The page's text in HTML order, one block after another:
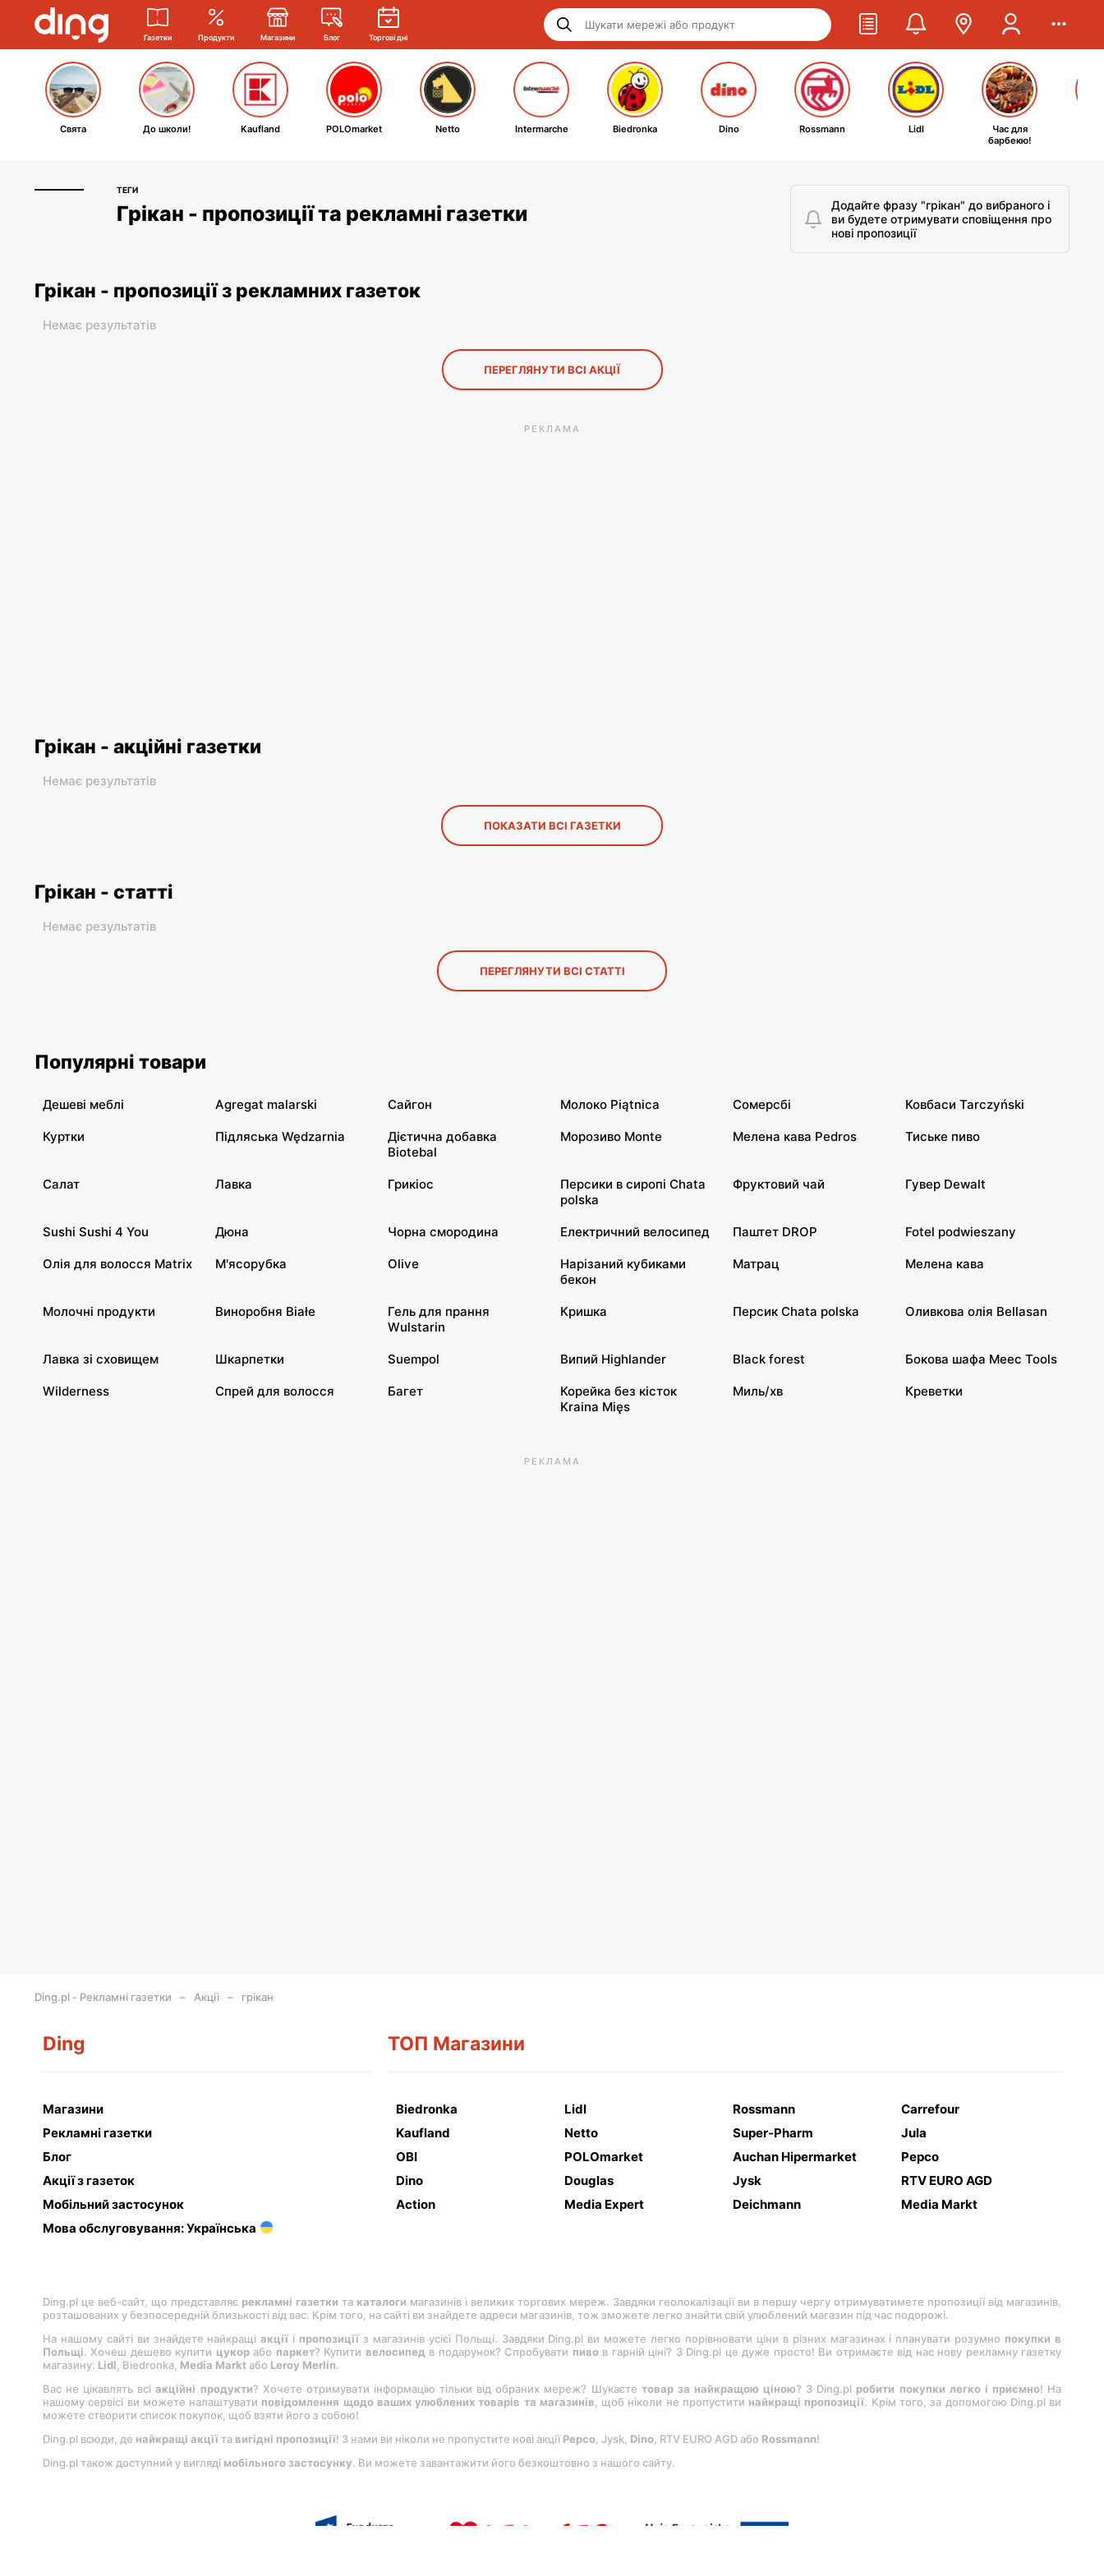
Газетки Продукти Магазини Блог Торгові дні
Свята До школи! Kaufland POLOmarket Netto Intermarche Biedronka Dino Rossmann Lidl
Час для
барбекю!
ТЕГИ
Грікан - пропозиції та рекламні газетки
Додайте фразу "грікан" до вибраного і
ви будете отримувати сповіщення про
нові пропозиції
Грікан - пропозиції з рекламних газеток
Немає результатів
ПЕРЕГЛЯНУТИ ВСІ АКЦІЇ
РЕКЛАМА
Грікан - акційні газетки
Немає результатів
ПОКАЗАТИ ВСІ ГАЗЕТКИ
Грікан - статті
Немає результатів
ПЕРЕГЛЯНУТИ ВСІ СТАТТІ
Популярні товари
Дешеві меблі Agregat malarski Сайгон Молоко Piątnica Сомерсбі Ковбаси Tarczyński
Куртки Підляська Wędzarnia
Дієтична добавка
Biotebal
Морозиво Monte Мелена кава Pedros Тиське пиво
Салат Лавка Грикіос
Персики в сиропі Chata
polska
Фруктовий чай Гувер Dewalt
Sushi Sushi 4 You Дюна Чорна смородина Електричний велосипед Паштет DROP Fotel podwieszany
Олія для волосся Matrix М'ясорубка Olive
Нарізаний кубиками
бекон
Матрац Мелена кава
Молочні продукти Виноробня Białe
Гель для прання
Wulstarin
Кришка Персик Chata polska Оливкова олія Bellasan
Лавка зі сховищем Шкарпетки Suempol Випий Highlander Black forest Бокова шафа Meec Tools
Wilderness Спрей для волосся Багет
Корейка без кісток
Kraina Mięs
Миль/хв Креветки
РЕКЛАМА
Ding.pl - Рекламні газетки Акції грікан
Ding
Магазини
Рекламні газетки
Блог
Акції з газеток
Мобільний застосунок
Мова обслуговування: Українська
ТОП Магазини
Biedronka Lidl Rossmann
Carrefour
Kaufland
Netto Super-Pharm
Jula
OBI
POLOmarket Auchan Hipermarket
Pepco
Dino
Douglas Jysk
RTV EURO AGD
Action
Media Expert Deichmann Media Markt
Ding.pl це веб-сайт, що представляє рекламні газетки та каталоги магазинів і великих торгових мереж. Завдяки геолокалізації ви в першу чергу отримуватимете пропозиції від магазинів,
розташованих у безпосередній близькості від вас. Крім того, на сайті ви знайдете адреси магазинів, тож зможете легко знайти свій улюблений магазин під час подорожі.
На нашому сайті ви знайдете найкращіакції і пропозиції з магазинів усієї Польщі. Завдяки Ding.pl ви можете легко порівнювати ціни в різних магазинах і планувати розумно покупки в
Польщі. Хочеш дешево купити цукорабо паркет? Купити велосипедв подарунок? Спробувати пивов гарній ціні? З Ding.pl це дуже просто! Ви отримаєте від нас нову рекламну газетку
магазину: Lіdl, Bіedronka, Medіa Markt або Leroy Merlіn.
Вас не цікавлять всіакційні продукти? Хочете отримувати інформацію тільки від обраних мереж? Шукаєте товар за найкращою ціною? З Ding.pl робити покупки легко і приємно! На
нашому сервісі ви можете налаштувати повідомлення щодо ваших улюблених товарів та магазинів, щоб ніколи не пропустити найкращі пропозиції. Крім того, за допомогою Ding.pl ви
можете створити список покупок, щоб взяти його з собою!
Ding.pl всюди, де найкращі акціїта вигідні пропозиції! З нами ви ніколи не пропустите нові акціїPepco, Jysk, Dіno, RTV EURO AGD або Rossmann!
Ding.pl також доступний у вигляді мобільного застосунку. Ви можете завантажити його безкоштовно з нашого сайту.